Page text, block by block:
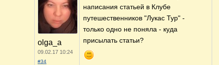
olga_a
09.02.17 10:24
#34
написания статьей в Клубе
путешественников "Лукас Тур" -
только одно не поняла - куда
присылать статьи?